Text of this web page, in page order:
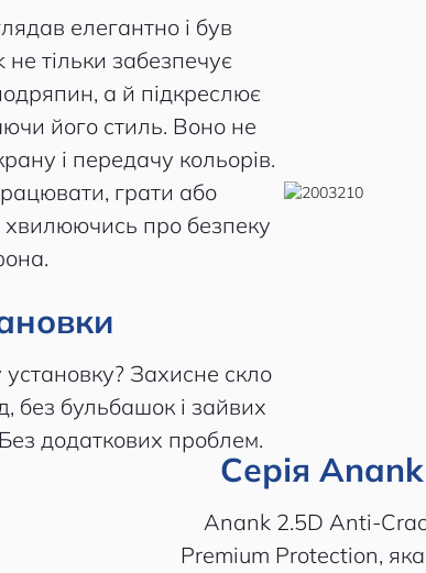
елегантно і був
тільки забезпечує
а й підкреслює
його стиль. Воно не
і передачу кольорів.
грати або
хвилюючись про безпеку
Захисне скло
без бульбашок і зайвих
додаткових проблем.
Серія
Anank 2.5D Anti-
Premium Protection,